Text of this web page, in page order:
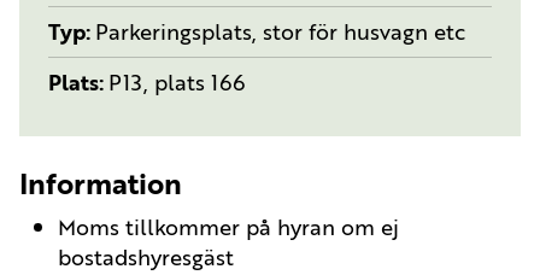
Typ Parkeringsplats, stor för husvagn etc
Plats P13, plats 166
Information
Moms tillkommer på hyran om ej
bostadshyresgäst